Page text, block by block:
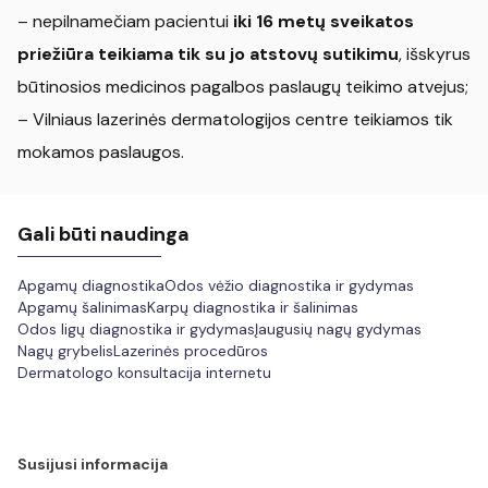
– nepilnamečiam pacientui iki 16 metų sveikatos
priežiūra teikiama tik su jo atstovų sutikimu, išskyrus
būtinosios medicinos pagalbos paslaugų teikimo atvejus;
– Vilniaus lazerinės dermatologijos centre teikiamos tik
mokamos paslaugos.
Gali būti naudinga
Apgamų diagnostikaOdos vėžio diagnostika ir gydymas
Apgamų šalinimasKarpų diagnostika ir šalinimas
Odos ligų diagnostika ir gydymasĮaugusių nagų gydymas
Nagų grybelisLazerinės procedūros
Dermatologo konsultacija internetu
Susijusi informacija